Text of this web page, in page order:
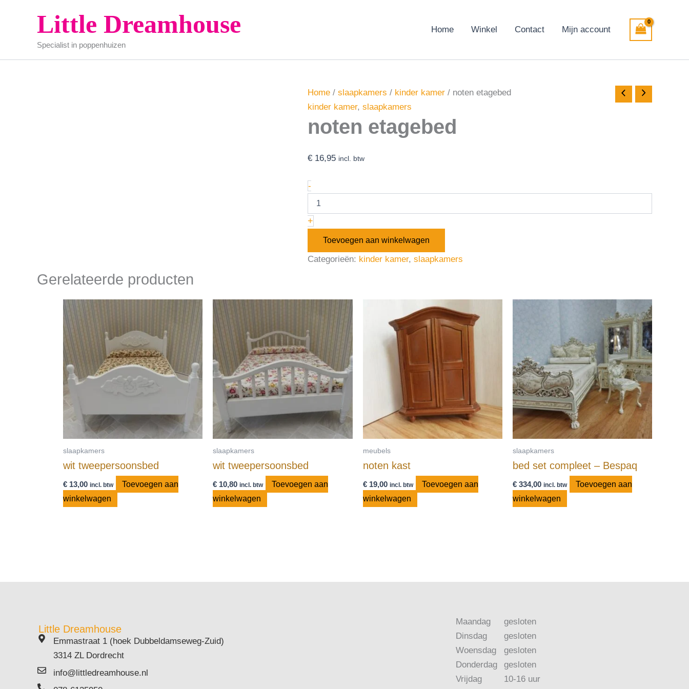
Little Dreamhouse
Specialist in poppenhuizen
Home Winkel Contact Mijn account
Home / slaapkamers / kinder kamer / noten etagebed
kinder kamer, slaapkamers
noten etagebed
€ 16,95 incl. btw
-
+
Toevoegen aan winkelwagen
Categorieën: kinder kamer, slaapkamers
Gerelateerde producten
slaapkamers
wit tweepersoonsbed
€ 13,00 incl. btw
Toevoegen aan
winkelwagen
slaapkamers
wit tweepersoonsbed
€ 10,80 incl. btw
Toevoegen aan
winkelwagen
meubels
noten kast
€19,00 incl. btw
Toevoegen aan
winkelwagen
slaapkamers
bed set compleet – Bespaq
€334,00 incl. btw
Toevoegen aan
winkelwagen
Little Dreamhouse
Emmastraat 1 (hoek Dubbeldamseweg-Zuid)
3314 ZL Dordrecht
info@littledreamhouse.nl
Maandag
Dinsdag
Woensdag
Donderdag
Vrijdag
gesloten
gesloten
gesloten
gesloten
10-16 uur